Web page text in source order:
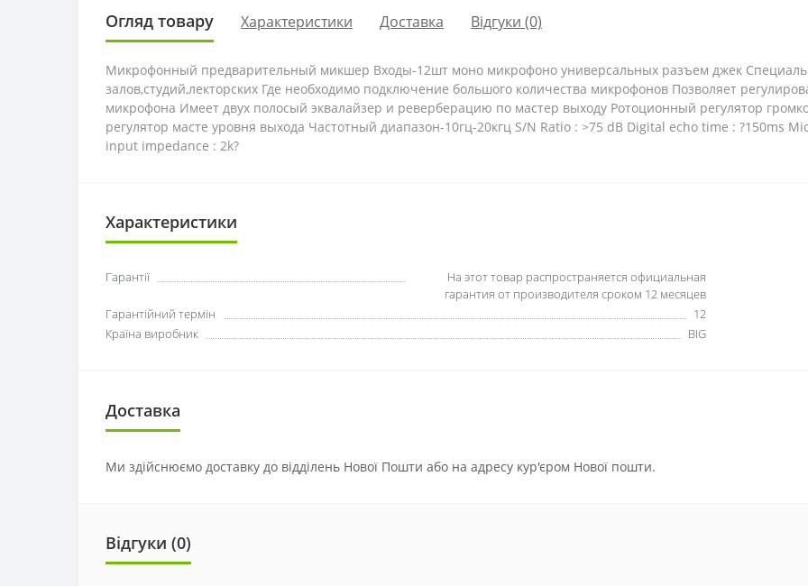
Огляд товару Характеристики Доставка Відгуки (0)
Микрофонный предварительный микшер Входы-12шт моно микрофоно универсальных разъем джек
залов,студий,лекторских Где необходимо подключение большого количества микрофонов Позволяет
микрофона Имеет двух полосый эквалайзер и реверберацию по мастер выходу Ротоционный регулятор
регулятор масте уровня выхода Частотный диапазон-10гц-20кгц S/N Ratio : >75 dB Digital echo time : ?150ms
input impedance : 2k?
Характеристики
Гарантії
На этот товар распространяется официальная
гарантия от производителя сроком 12 месяцев
Гарантійний термін
12
Країна виробник
BIG
Доставка
Ми здійснюємо доставку до відділень Нової Пошти або на адресу кур'єром Нової пошти.
Відгуки (0)